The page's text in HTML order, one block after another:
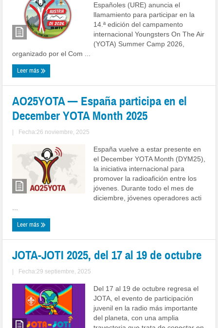
Españoles (URE) anuncia el
llamamiento para participar en la
14.ª edición del campamento
internacional Youngsters On The Air
(YOTA) Summer Camp 2026,
organizado por el Com ...
Leer más
AO25YOTA — España participa en el
December YOTA Month 2025
| Fecha:26 noviembre, 2025
España vuelve a estar presente en
el December YOTA Month (DYM25),
la iniciativa internacional para
promover la radioafición entre los
jóvenes. Durante todo el mes de
diciembre, jóvenes operadores acti
Leer más
JOTA-JOTI 2025, del 17 al 19 de octubre
| Fecha:29 septiembre, 2025
Del 17 al 19 de octubre regresa el
JOTA, el evento de participación
juvenil en la radio más importante
del planeta, con una amplia